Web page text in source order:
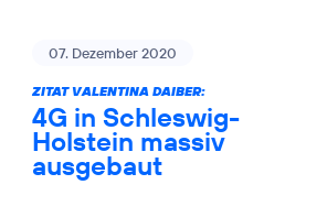
07. Dezember 2020
ZITAT VALENTINA DAIBER:
4G in Schleswig-
Holstein massiv
ausgebaut